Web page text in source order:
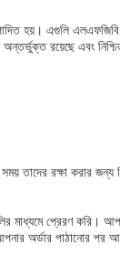
এগুলি এলএফজিবি
রয়েছে এবং
তাদের রক্ষা করার
প্রেরণ করি।
অর্ডার পাঠানোর পর